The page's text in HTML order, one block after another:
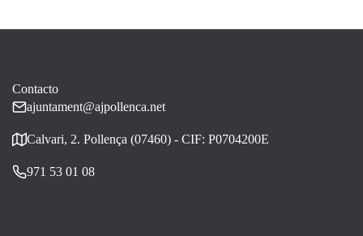
Contacto
ajuntament@ajpollenca.net
Calvari, 2. Pollença (07460) - CIF: P0704200E
971 53 01 08